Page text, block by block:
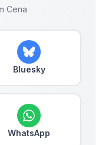
Cena
Bluesky
WhatsApp